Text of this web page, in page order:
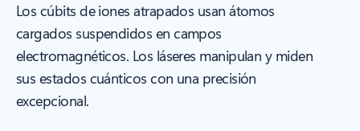
Los cúbits de iones atrapados usan átomos
cargados suspendidos en campos
electromagnéticos. Los láseres manipulan y miden
sus estados cuánticos con una precisión
excepcional.